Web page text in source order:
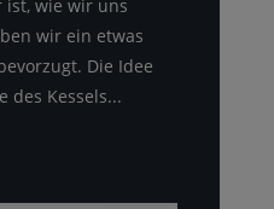
ist, wie wir uns
wir ein etwas
Die Idee
des Kessels...